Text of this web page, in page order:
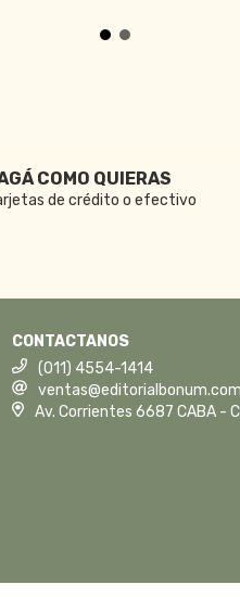
COMO QUIERAS
de crédito o efectivo
CONTACTANOS
(011) 4554-1414
Av. Corrientes 6687 CABA -